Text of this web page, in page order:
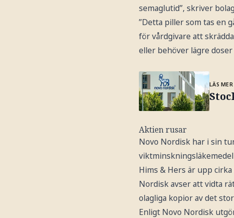
semaglutid”, skriver
”Detta piller som tas en
för vårdgivare att
eller behöver lägre
LÄS MER
Aktien rusar
Novo Nordisk har i sin
Hims & Hers är upp
Nordisk avser att vidta
olagliga kopior av det
Enligt Novo Nordisk